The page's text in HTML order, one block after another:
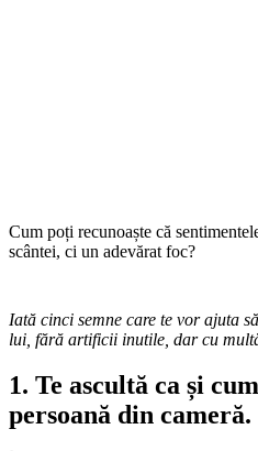
Cum poți recunoaște că
scântei, ci un adevărat foc?
Iată cinci semne care te vor ajuta
lui, fără artificii inutile, dar cu
1. Te ascultă ca și
persoană din cameră.